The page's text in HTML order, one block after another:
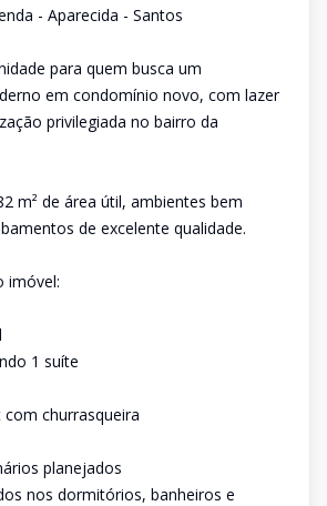
- Aparecida - Santos
para quem busca um
em condomínio novo, com lazer
privilegiada no bairro da
m² de área útil, ambientes bem
de excelente qualidade.
imóvel:
1 suíte
churrasqueira
planejados
nos dormitórios, banheiros e